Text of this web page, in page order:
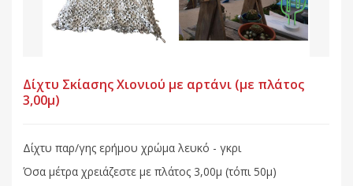
Δίχτυ Σκίασης Χιονιού με αρτάνι (με πλάτος
3,00μ)
Δίχτυ παρ/γης ερήμου χρώμα λευκό - γκρι
Όσα μέτρα χρειάζεστε με πλάτος 3,00μ (τόπι 50μ)